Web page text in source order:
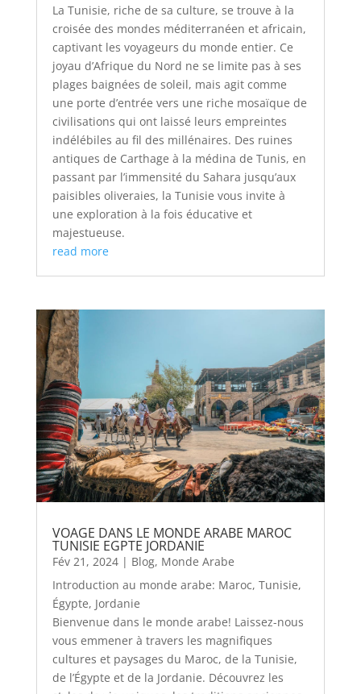
La Tunisie, riche de sa culture, se trouve à la
croisée des mondes méditerranéen et africain,
captivant les voyageurs du monde entier. Ce
joyau d’Afrique du Nord ne se limite pas à ses
plages baignées de soleil, mais agit comme
une porte d’entrée vers une riche mosaïque de
civilisations qui ont laissé leurs empreintes
indélébiles au fil des millénaires. Des ruines
antiques de Carthage à la médina de Tunis, en
passant par l’immensité du Sahara jusqu’aux
paisibles oliveraies, la Tunisie vous invite à
une exploration à la fois éducative et
majestueuse.
read more
VOAGE DANS LE MONDE ARABE MAROC
TUNISIE EGPTE JORDANIE
Fév 21, 2024| Blog, Monde Arabe
Introduction au monde arabe: Maroc, Tunisie,
Égypte, Jordanie
Bienvenue dans le monde arabe! Laissez-nous
vous emmener à travers les magnifiques
cultures et paysages du Maroc, de la Tunisie,
de l’Égypte et de la Jordanie. Découvrez les